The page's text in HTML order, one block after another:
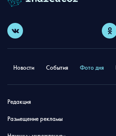
Новости События Фото дня
Редакция
Размещение рекламы